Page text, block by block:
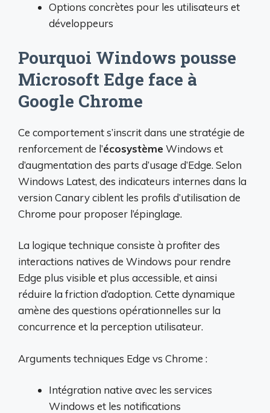
Options concrètes pour les utilisateurs et
développeurs
Pourquoi Windows pousse
Microsoft Edge face à
Google Chrome
Ce comportement s’inscrit dans une stratégie de
renforcement de l’écosystème Windows et
d’augmentation des parts d’usage d’Edge. Selon
Windows Latest, des indicateurs internes dans la
version Canary ciblent les profils d’utilisation de
Chrome pour proposer l’épinglage.
La logique technique consiste à profiter des
interactions natives de Windows pour rendre
Edge plus visible et plus accessible, et ainsi
réduire la friction d’adoption. Cette dynamique
amène des questions opérationnelles sur la
concurrence et la perception utilisateur.
Arguments techniques Edge vs Chrome :
Intégration native avec les services
Windows et les notifications